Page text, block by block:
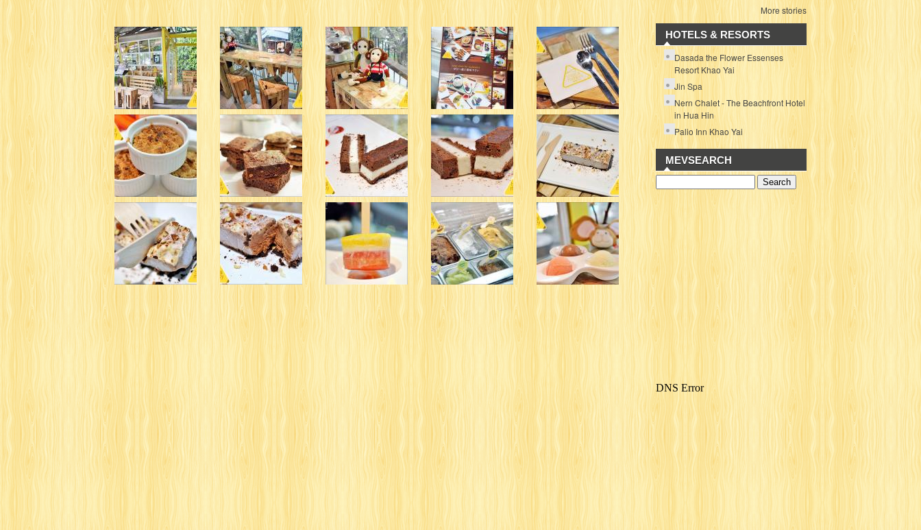
More stories
HOTELS & RESORTS
Dasada the Flower Essenses
Resort Khao Yai
Jin Spa
Nern Chalet - The Beachfront Hotel
in Hua Hin
Palio Inn Khao Yai
MEVSEARCH